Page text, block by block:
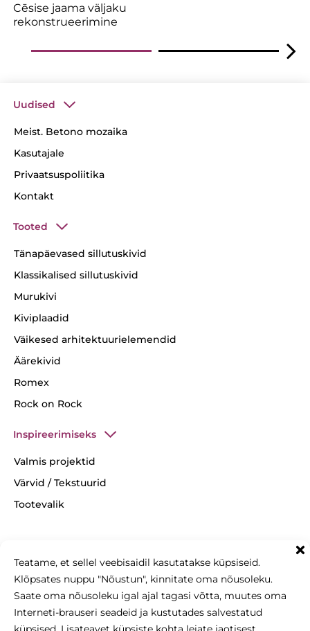
Teatame, et sellel veebisaidil kasutatakse küpsiseid.
Klõpsates nuppu "Nõustun", kinnitate oma nõusoleku.
Saate oma nõusoleku igal ajal tagasi võtta, muutes oma
Interneti-brauseri seadeid ja kustutades salvestatud
Cēsise jaama väljaku
rekonstrueerimine
Uudised
Meist. Betono mozaika
Kasutajale
Privaatsuspoliitika
Kontakt
Tooted
Tänapäevased sillutuskivid
Klassikalised sillutuskivid
Murukivi
Kiviplaadid
Väikesed arhitektuurielemendid
Äärekivid
Romex
Rock on Rock
Inspireerimiseks
Valmis projektid
Värvid / Tekstuurid
Tootevalik
+37253008655
info@betonomozaika.ee